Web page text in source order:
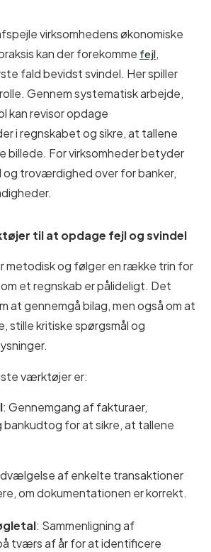
virksomhedens økonomiske
kan der forekomme fejl,
fald bevidst svindel. Her spiller
Gennem systematisk arbejde,
kan revisor opdage
i regnskabet og sikre, at tallene
billede. For virksomheder betyder
troværdighed over for banker,
til at opdage fejl og svindel
metodisk og følger en række trin for
et regnskab er pålideligt. Det
at gennemgå bilag, men også om at
stille kritiske spørgsmål og
værktøjer er:
: Gennemgang af fakturaer,
for at sikre, at tallene
af enkelte transaktioner
om dokumentationen er korrekt.
: Sammenligning af
tværs af år for at identificere